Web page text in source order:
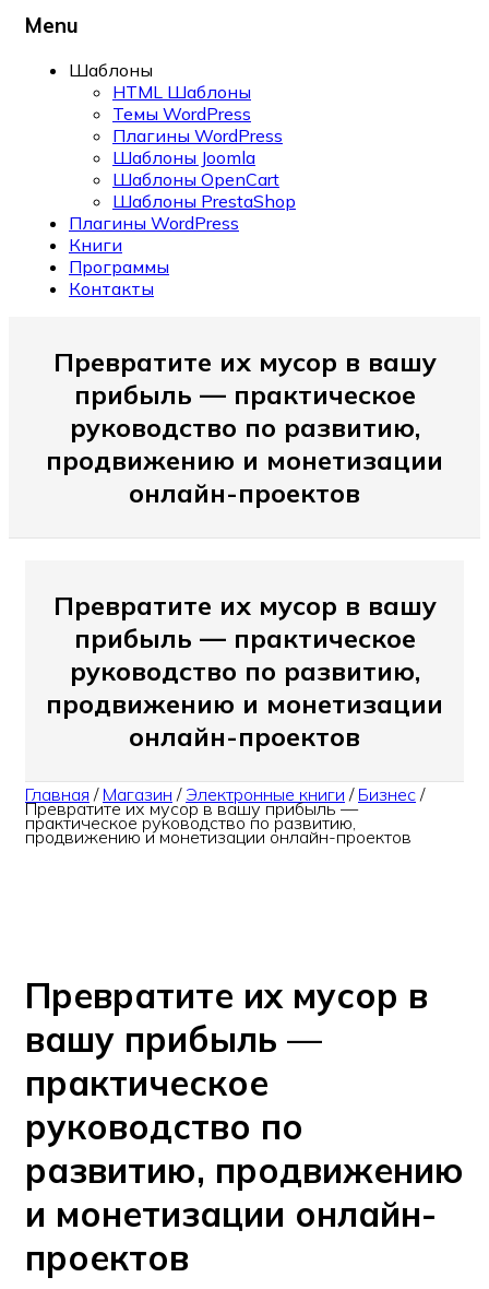
Menu
Шаблоны
HTML Шаблоны
Темы WordPress
Плагины WordPress
Шаблоны Joomla
Шаблоны OpenCart
Шаблоны PrestaShop
Плагины WordPress
Книги
Программы
Контакты
Превратите их мусор в вашу
прибыль — практическое
руководство по развитию,
продвижению и монетизации
онлайн-проектов
Превратите их мусор в вашу
прибыль — практическое
руководство по развитию,
продвижению и монетизации
онлайн-проектов
Главная / Магазин / Электронные книги / Бизнес /
Превратите их мусор в вашу прибыль —
практическое руководство по развитию,
продвижению и монетизации онлайн-проектов
Превратите их мусор в
вашу прибыль —
практическое
руководство по
развитию, продвижению
и монетизации онлайн-
проектов